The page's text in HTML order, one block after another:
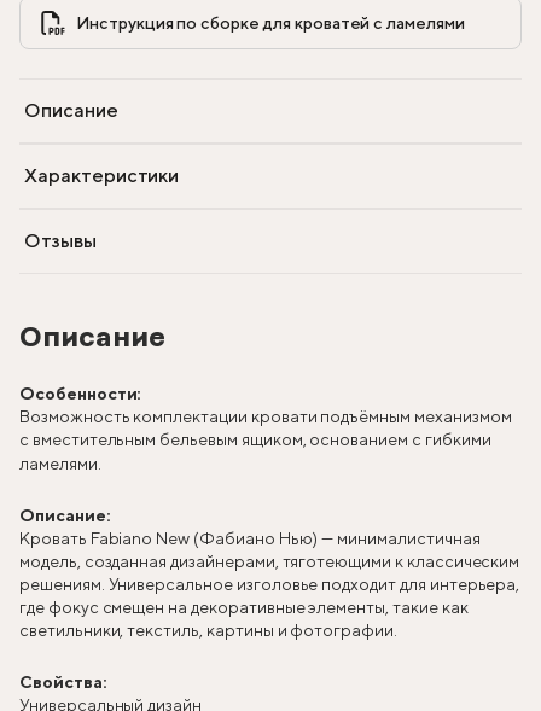
Описание
Особенности:
Возможность комплектации кровати подъёмным механизмом
с вместительным бельевым ящиком, основанием с гибкими
ламелями.
Описание:
Кровать Fabiano New (Фабиано Нью) — минималистичная
модель, созданная дизайнерами, тяготеющими к классическим
решениям. Универсальное изголовье подходит для интерьера,
где фокус смещен на декоративные элементы, такие как
светильники, текстиль, картины и фотографии.
Свойства:
Универсальный дизайн
Описание
Характеристики
Отзывы